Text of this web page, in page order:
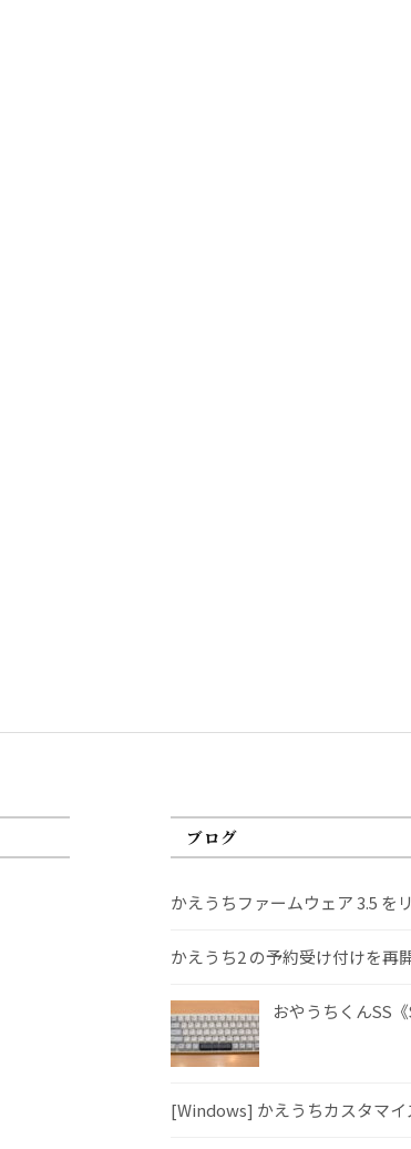
ブログ
かえうちファームウェア 3.5 を
かえうち2 の予約受け付けを再
おやうちくんSS
[Windows] かえうちカスタマイ